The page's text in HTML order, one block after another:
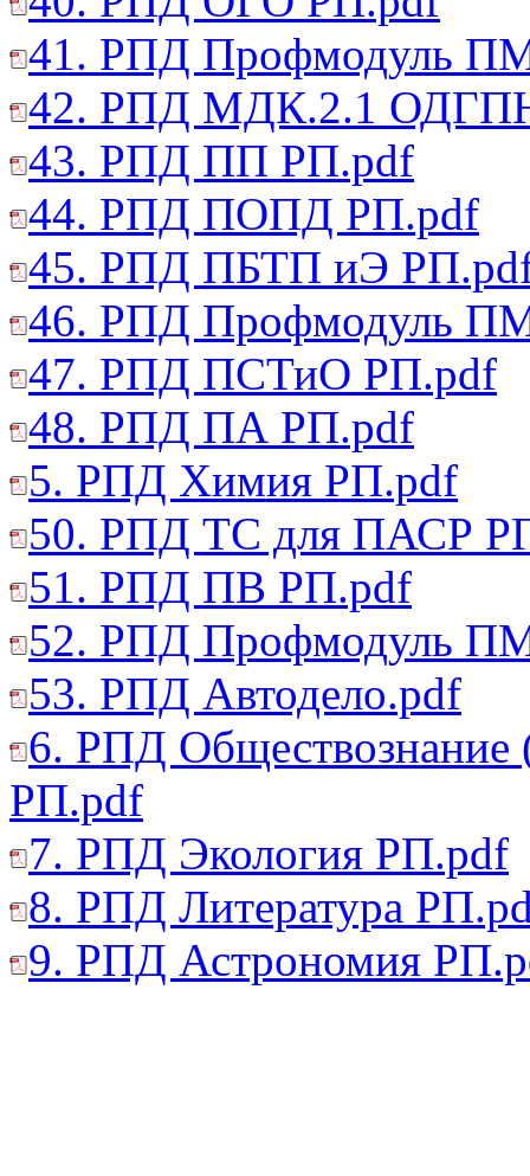
41. РПД Профмодуль
42. РПД МДК.2.1
43. РПД ПП РП.pdf
44. РПД ПОПД РП.pdf
45. РПД ПБТП иЭ
46. РПД Профмодуль
47. РПД ПСТиО РП.pdf
48. РПД ПА РП.pdf
5. РПД Химия РП.pdf
50. РПД ТС для ПАСР
51. РПД ПВ РП.pdf
52. РПД Профмодуль
53. РПД Автодело.pdf
6. РПД Обществознание
РП.pdf
7. РПД Экология РП.pdf
8. РПД Литература
9. РПД Астрономия